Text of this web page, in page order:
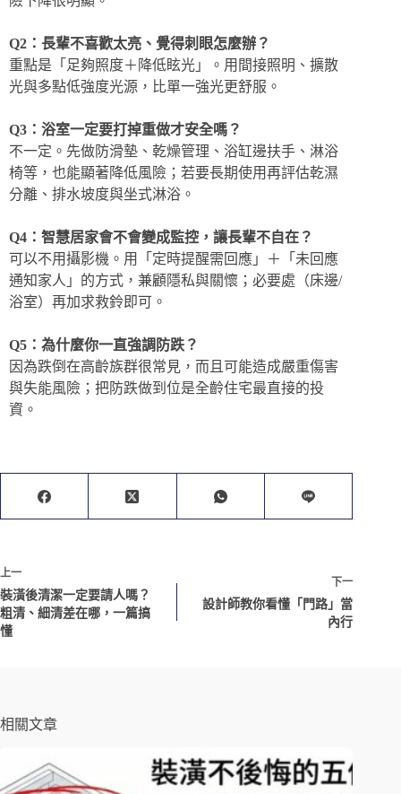
Q2：長輩不喜歡太亮、覺得刺眼怎麼辦？
重點是「足夠照度＋降低眩光」。用間接照明、擴散
光與多點低強度光源，比單一強光更舒服。
Q3：浴室一定要打掉重做才安全嗎？
不一定。先做防滑墊、乾燥管理、浴缸邊扶手、淋浴
椅等，也能顯著降低風險；若要長期使用再評估乾濕
分離、排水坡度與坐式淋浴。
Q4：智慧居家會不會變成監控，讓長輩不自在？
可以不用攝影機。用「定時提醒需回應」＋「未回應
通知家人」的方式，兼顧隱私與關懷；必要處（床邊/
浴室）再加求救鈴即可。
Q5：為什麼你一直強調防跌？
因為跌倒在高齡族群很常見，而且可能造成嚴重傷害
與失能風險；把防跌做到位是全齡住宅最直接的投
資。
上一
裝潢後清潔一定要請人嗎？
粗清、細清差在哪，一篇搞
懂
下一
設計師教你看懂「門路」當
內行
相關文章